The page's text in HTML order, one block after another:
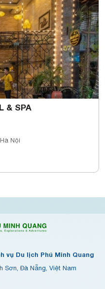
& SPA
Nội
vụ Du lịch Phú Minh Quang
Sơn, Đà Nẵng, Việt Nam